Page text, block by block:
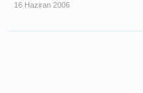
16 Haziran 2006